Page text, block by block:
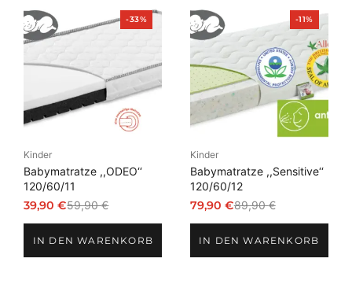
-33%Produkt
im
Kinder
Babymatratze ,,ODEO‘‘
120/60/11
59,90€
Ursprünglicher
war:
39,90€
Aktueller
ist:IN DEN WARENKORB
-11%Produkt
im
Angebot
Kinder
Babymatratze ,,Sensitive‘‘
120/60/12
89,90€
Ursprünglicher
war:
79,90 €
Aktueller
ist:IN DEN WARENKORB